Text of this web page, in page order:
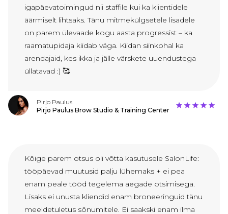
igapäevatoimingud nii staffile kui ka klientidele
äärmiselt lihtsaks. Tänu mitmekülgsetele lisadele
on parem ülevaade kogu aasta progressist – ka
raamatupidaja kiidab väga. Kiidan siinkohal ka
arendajaid, kes ikka ja jälle värskete uuendustega
üllatavad :) 🥰
Pirjo Paulus
Pirjo Paulus Brow Studio & Training Center
Kõige parem otsus oli võtta kasutusele SalonLife:
tööpäevad muutusid palju lühemaks + ei pea
enam peale tööd tegelema aegade otsimisega.
Lisaks ei unusta kliendid enam broneeringuid tänu
meeldetuletus sõnumitele. Ei saakski enam ilma